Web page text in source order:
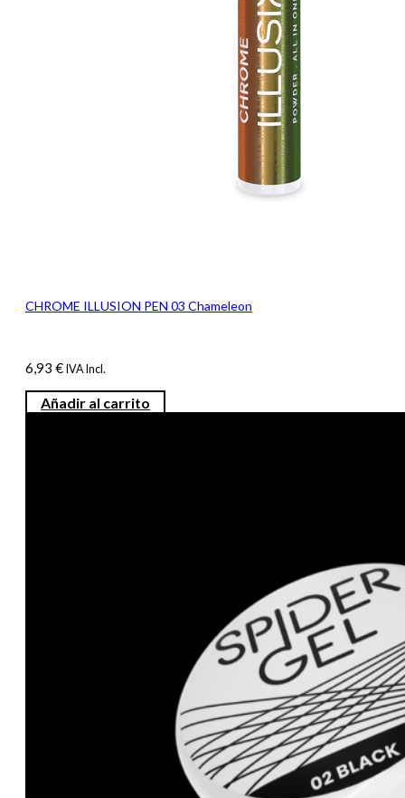
CHROME ILLUSION PEN 03 Chameleon
6,93 € IVA Incl.
Añadir al carrito